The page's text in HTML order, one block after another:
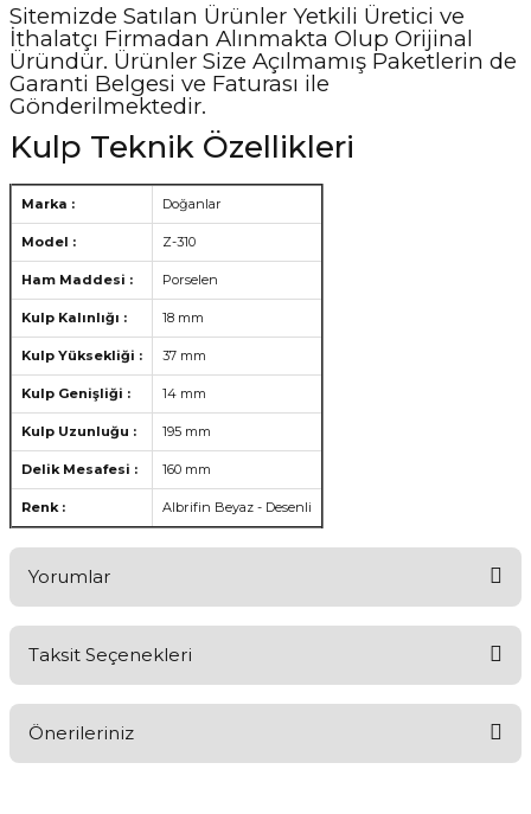
Sitemizde Satılan Ürünler Yetkili Üretici ve
İthalatçı Firmadan Alınmakta Olup Orijinal
Üründür. Ürünler Size Açılmamış Paketlerin de
Garanti Belgesi ve Faturası ile
Gönderilmektedir.
Kulp Teknik Özellikleri
Marka : Doğanlar
Model : Z-310
Ham Maddesi : Porselen
Kulp Kalınlığı : 18 mm
Kulp Yüksekliği : 37 mm
Kulp Genişliği : 14 mm
Kulp Uzunluğu : 195 mm
Delik Mesafesi : 160 mm
Renk : Albrifin Beyaz - Desenli
Yorumlar
Taksit Seçenekleri
Önerileriniz